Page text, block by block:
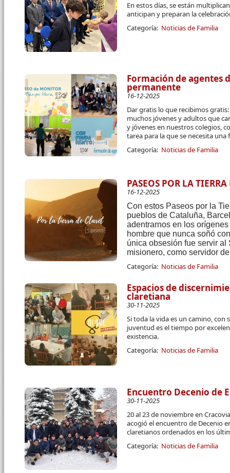
En estos días, se están
anticipan y preparan la
Categoría: Noticias de Familia
Formación de agentes
permanente
16-12-2025
Dar gratis lo que recibimos
muchos jóvenes y adultos que
y jóvenes en nuestros colegios,
tarea para la que se necesita una
Categoría: Noticias de Familia
PASEOS POR LA
16-12-2025
Con estos Paseos por la
pueblos de Cataluña,
adentrarnos en los
hombre que nunca soñó
única obsesión fue servir
misionero, como servidor
Categoría: Noticias de Familia
Espacios de
claretiana
30-11-2025
Si toda la vida es un camino, con
juventud es el tiempo por
existencia.
Categoría: Noticias de Familia
Encuentro Decenio de
30-11-2025
20 al 23 de noviembre en
acogió el encuentro de Decenio
claretianos ordenados en los
Categoría: Noticias de Familia